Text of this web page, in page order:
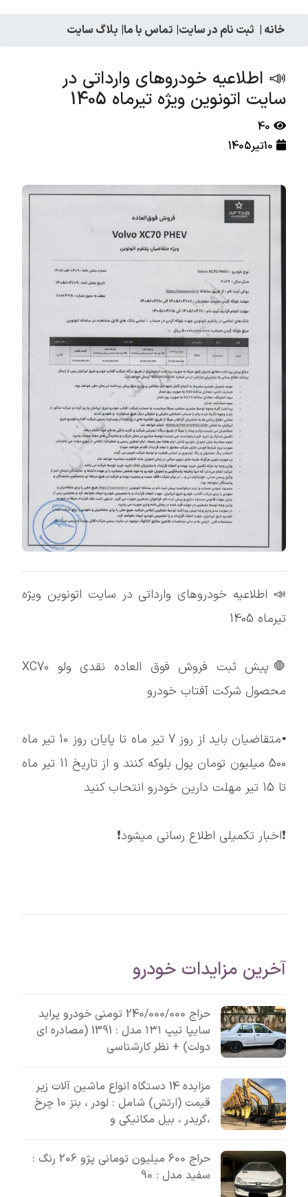
خانه | ثبت نام در سایت| تماس با ما| بلاگ سایت
📣 اطلاعیه خودروهای وارداتی در
سایت اتونوین ویژه تیرماه 1405
40
10تیر1405
📣 اطلاعیه خودروهای وارداتی در سایت اتونوین ویژه
تیرماه 1405
🛑پیش ثبت فروش فوق العاده نقدی ولو XC70
محصول شرکت آفتاب خودرو
▪️متقاضیان باید از روز 7 تیر ماه تا پایان روز 10 تیر ماه
500 میلیون تومان پول بلوکه کنند و از تاریخ 11 تیر ماه
تا 15 تیر مهلت دارین خودرو انتحاب کنید
❗️اخبار تکمیلی اطلاع رسانی میشود❗️
آخرین مزایدات خودرو
حراج 240/000/000 تومنی خودرو پراید
سایپا تیپ ۱۳۱ مدل : 1391 (مصادره ای
دولت) + نظر کارشناسی
مزایده 14 دستگاه انواع ماشین آلات زیر
قیمت (ارتش) شامل : لودر ، بنز 10 چرخ
،گریدر ، بیل مکانیکی و
حراج 600 میلیون تومانی پژو 206 رنگ :
سفید مدل : 90